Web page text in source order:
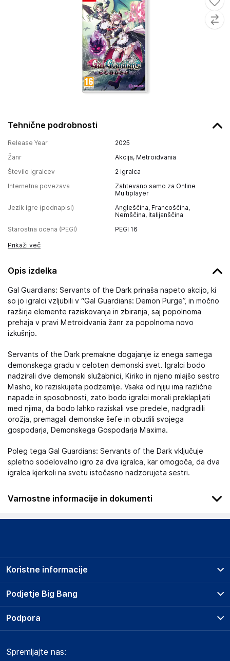
Tehnične podrobnosti
Release Year
2025
Žanr
Akcija, Metroidvania
Število igralcev
2 igralca
Internetna povezava
Zahtevano samo za Online
Multiplayer
Jezik igre (podnapisi)
Angleščina, Francoščina,
Nemščina, Italijanščina
Starostna ocena (PEGI)
PEGI 16
Prikaži več
Opis izdelka
Gal Guardians: Servants of the Dark prinaša napeto akcijo, ki
so jo igralci vzljubili v “Gal Guardians: Demon Purge”, in močno
razširja elemente raziskovanja in zbiranja, saj popolnoma
prehaja v pravi Metroidvania žanr za popolnoma novo
izkušnjo.
Servants of the Dark premakne dogajanje iz enega samega
demonskega gradu v celoten demonski svet. Igralci bodo
nadzirali dve demonski služabnici, Kiriko in njeno mlajšo sestro
Masho, ko raziskujeta podzemlje. Vsaka od njiju ima različne
napade in sposobnosti, zato bodo igralci morali preklapljati
med njima, da bodo lahko raziskali vse predele, nadgradili
orožja, premagali demonske šefe in obudili svojega
gospodarja, Demonskega Gospodarja Maxima.
Poleg tega Gal Guardians: Servants of the Dark vključuje
spletno sodelovalno igro za dva igralca, kar omogoča, da dva
igralca kjerkoli na svetu istočasno nadzorujeta sestri.
Varnostne informacije in dokumenti
Podatki o proizvajalcu
pQube
4ET Hertfordshire
United Kingdom
support@pqube.co.uk
Gospodarski subjekt s sedežem v EU, ki zagotavlja skladnost
Podjetje Big Bang
O podjetju
Obvestila za javnost
Koristne informacije
Prodajna mesta
Storitve
Dostava, vnos in odvoz
Podpora
Marketplace
Spremljajte nas: